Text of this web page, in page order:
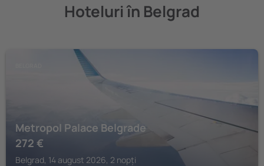
Hoteluri în Belgrad
Metropol Palace Belgrade
272 €
Belgrad, 14 august 2026, 2 nopți